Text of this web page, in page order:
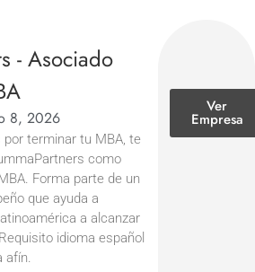
- Asociado
8, 2026
terminar tu MBA, te
como
Forma parte de un
que ayuda a
a alcanzar
idioma español
afín.
Ver
Empresa